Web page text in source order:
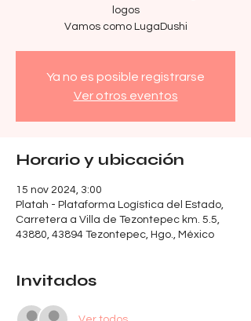
logos
Vamos como LugaDushi
Ya no es posible registrarse
Ver otros eventos
Horario y ubicación
15 nov 2024, 3:00
Platah - Plataforma Logística del Estado,
Carretera a Villa de Tezontepec km. 5.5,
43880, 43894 Tezontepec, Hgo., México
Invitados